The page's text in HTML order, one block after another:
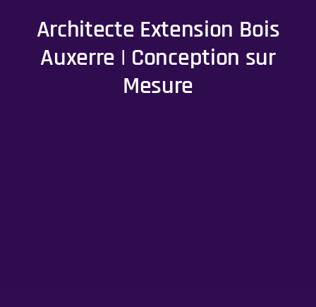
Architecte Extension Bois
Auxerre | Conception sur
Mesure